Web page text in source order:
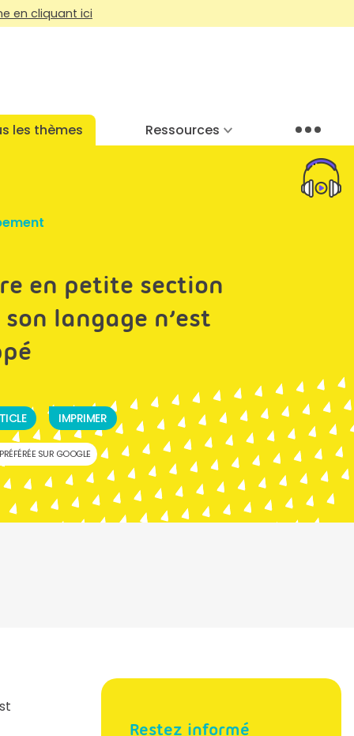
en cliquant ici
les thèmes Ressources Menu
en petite section
langage n’est
IMPRIMER
SUR GOOGLE
Restez informé